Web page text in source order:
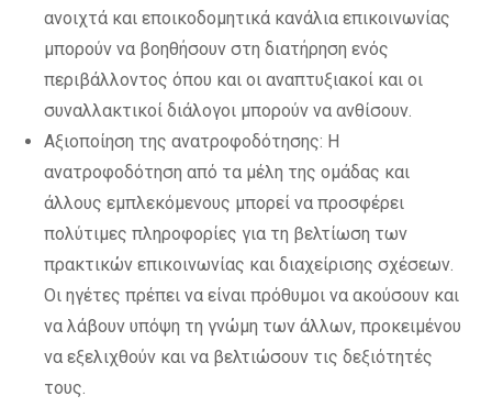
ανοιχτά και εποικοδομητικά κανάλια επικοινωνίας
μπορούν να βοηθήσουν στη διατήρηση ενός
περιβάλλοντος όπου και οι αναπτυξιακοί και οι
συναλλακτικοί διάλογοι μπορούν να ανθίσουν.
Αξιοποίηση της ανατροφοδότησης: Η
ανατροφοδότηση από τα μέλη της ομάδας και
άλλους εμπλεκόμενους μπορεί να προσφέρει
πολύτιμες πληροφορίες για τη βελτίωση των
πρακτικών επικοινωνίας και διαχείρισης σχέσεων.
Οι ηγέτες πρέπει να είναι πρόθυμοι να ακούσουν και
να λάβουν υπόψη τη γνώμη των άλλων, προκειμένου
να εξελιχθούν και να βελτιώσουν τις δεξιότητές
τους.